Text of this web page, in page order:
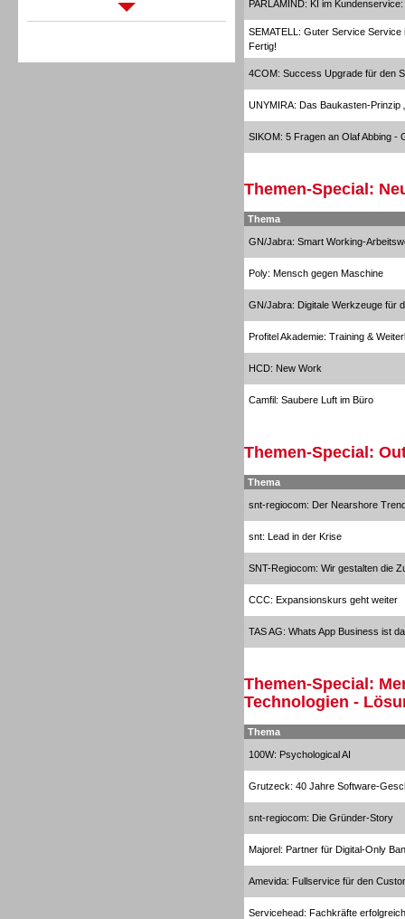
Sprachdialogsysteme u. Ki/
PARLAMIND: KI im
SEMATELL: Guter Service
Fertig!
4COM: Success Upgrade für den
UNYMIRA: Das Baukasten-Prinzip
SIKOM: 5 Fragen an Olaf Abbing -
Themen-Special:
Thema
GN/Jabra: Smart Working-
Poly: Mensch gegen Maschine
GN/Jabra: Digitale Werkzeuge für
Profitel Akademie: Training &
HCD: New Work
Camfil: Saubere Luft im Büro
Themen-Special:
Thema
snt-regiocom: Der Nearshore
snt: Lead in der Krise
SNT-Regiocom: Wir gestalten die
CCC: Expansionskurs geht weiter
TAS AG: Whats App Business ist da
Themen-Special:
Technologien -
Thema
100W: Psychological AI
Grutzeck: 40 Jahre Software-
snt-regiocom: Die Gründer-Story
Majorel: Partner für Digital-Only
Amevida: Fullservice für den
Servicehead: Fachkräfte